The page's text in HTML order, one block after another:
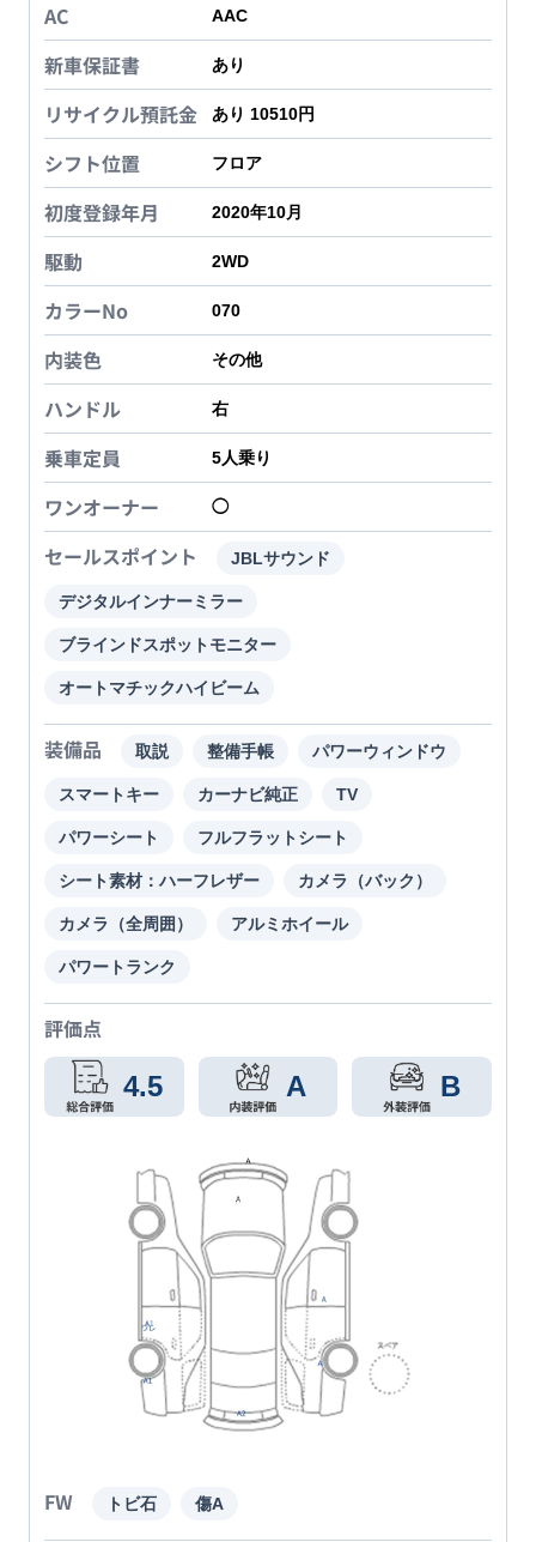
AC AAC
新車保証書 あり
リサイクル預託金 あり 10510円
シフト位置 フロア
初度登録年月 2020年10月
駆動 2WD
カラーNo 070
内装色 その他
ハンドル 右
乗車定員 5人乗り
ワンオーナー ◯
セールスポイント JBLサウンド
デジタルインナーミラー
ブラインドスポットモニター
オートマチックハイビーム
装備品 取説 整備手帳 パワーウィンドウ
スマートキー カーナビ純正 TV
パワーシート フルフラットシート
シート素材：ハーフレザー カメラ（バック）
カメラ（全周囲） アルミホイール
パワートランク
評価点
4.5 A B
FW トビ石 傷A